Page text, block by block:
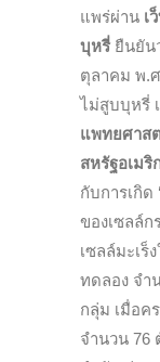
แพร่ผ่าน เ
บุหรี่ยืนยัน
ตุลาคม พ.
ไม่สูบบุหรี่
แพทยศาส
สหรัฐอเมริ
กับการเกิด
ของเซลล์ก
เซลล์มะเ
ทดลอง จำ
กลุ่ม เมื่อค
จำนวน 76